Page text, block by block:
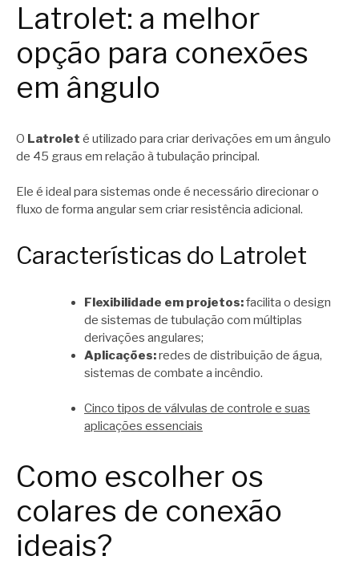
Latrolet: a melhor
opção para conexões
em ângulo
O Latrolet é utilizado para criar derivações em um ângulo
de 45 graus em relação à tubulação principal.
Ele é ideal para sistemas onde é necessário direcionar o
fluxo de forma angular sem criar resistência adicional.
Características do Latrolet
Flexibilidade em projetos:facilita o design
de sistemas de tubulação com múltiplas
derivações angulares;
Aplicações:redes de distribuição de água,
sistemas de combate a incêndio.
Cinco tipos de válvulas de controle e suas
aplicações essenciais
Como escolher os
colares de conexão
ideais?